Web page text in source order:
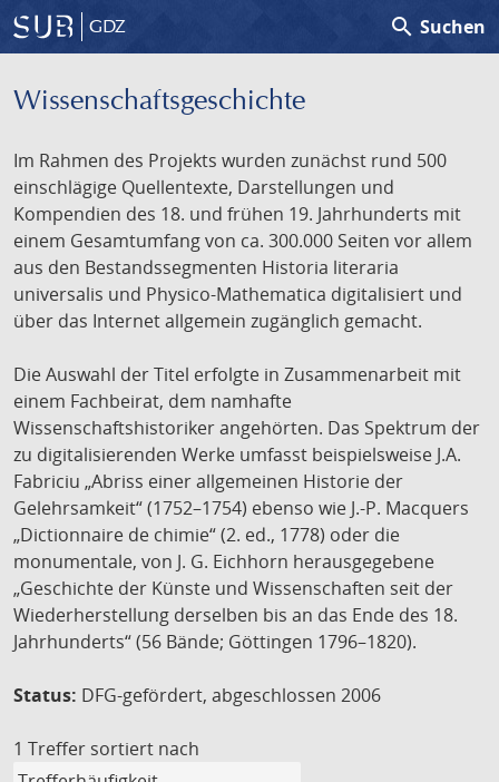
GDZ search Suchen
Wissenschafts­geschichte
Im Rahmen des Projekts wurden zunächst rund 500
einschlägige Quellentexte, Darstellungen und
Kompendien des 18. und frühen 19. Jahrhunderts mit
einem Gesamtumfang von ca. 300.000 Seiten vor allem
aus den Bestandssegmenten Historia literaria
universalis und Physico-Mathematica digitalisiert und
über das Internet allgemein zugänglich gemacht.
Die Auswahl der Titel erfolgte in Zusammenarbeit mit
einem Fachbeirat, dem namhafte
Wissenschaftshistoriker angehörten. Das Spektrum der
zu digitalisierenden Werke umfasst beispielsweise J.A.
Fabriciu „Abriss einer allgemeinen Historie der
Gelehrsamkeit“ (1752–1754) ebenso wie J.-P. Macquers
„Dictionnaire de chimie“ (2. ed., 1778) oder die
monumentale, von J. G. Eichhorn herausgegebene
„Geschichte der Künste und Wissenschaften seit der
Wiederherstellung derselben bis an das Ende des 18.
Jahrhunderts“ (56 Bände; Göttingen 1796–1820).
Status: DFG-gefördert, abgeschlossen 2006
1 Treffer sortiert nach